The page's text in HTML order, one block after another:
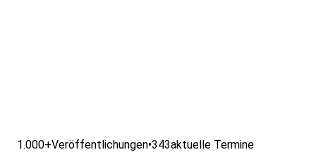
1.000+Veröffentlichungen•343aktuelle Termine